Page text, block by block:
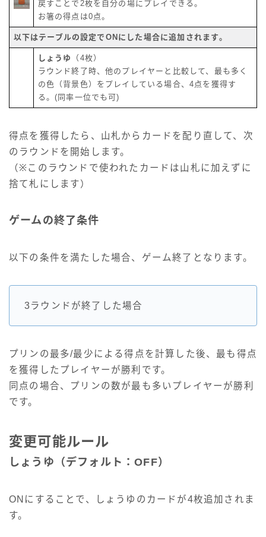
戻すことで2枚を自分の場にプレイできる。
お箸の得点は0点。
以下はテーブルの設定でONにした場合に追加されます。
しょうゆ
（4枚）
ラウンド終了時、他のプレイヤーと比較して、最も多く
の色（背景色）をプレイしている場合、4点を獲得す
る。(同率一位でも可)
得点を獲得したら、山札からカードを配り直して、次
のラウンドを開始します。
（※このラウンドで使われたカードは山札に加えずに
捨て札にします）
ゲームの終了条件
以下の条件を満たした場合、ゲーム終了となります。
3ラウンドが終了した場合
プリンの最多/最少による得点を計算した後、最も得点
を獲得したプレイヤーが勝利です。
同点の場合、プリンの数が最も多いプレイヤーが勝利
です。
変更可能ルール
しょうゆ（デフォルト：OFF）
ONにすることで、しょうゆのカードが4枚追加されま
す。